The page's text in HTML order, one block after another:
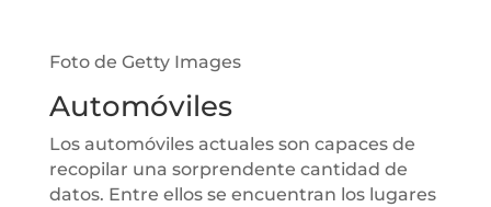
Foto de Getty Images
Automóviles
Los automóviles actuales son capaces de
recopilar una sorprendente cantidad de
datos. Entre ellos se encuentran los lugares